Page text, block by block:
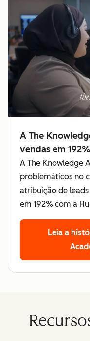
A The
vendas em
A The Knowledge
problemáticos no
atribuição de
em 192% com a
Leia a